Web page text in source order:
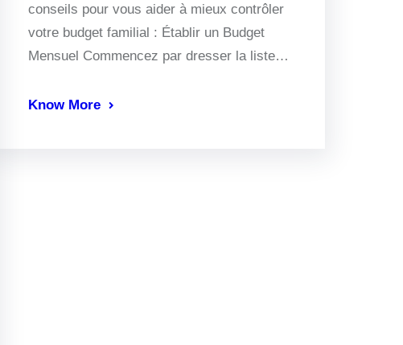
conseils pour vous aider à mieux contrôler
votre budget familial : Établir un Budget
Mensuel Commencez par dresser la liste…
Know More